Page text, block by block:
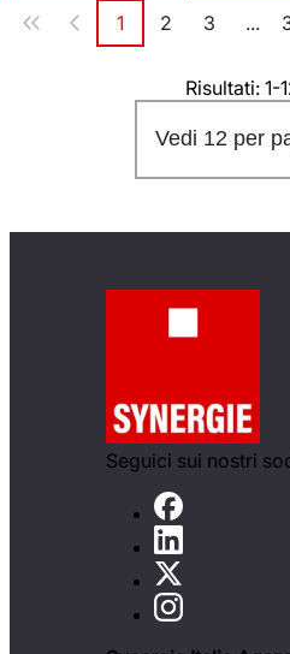
Paginazione
Pagina
1 Pagina
2 Pagina
3 ...
Risultati: 1-
Vedi 12 per
Seguici sui nostri